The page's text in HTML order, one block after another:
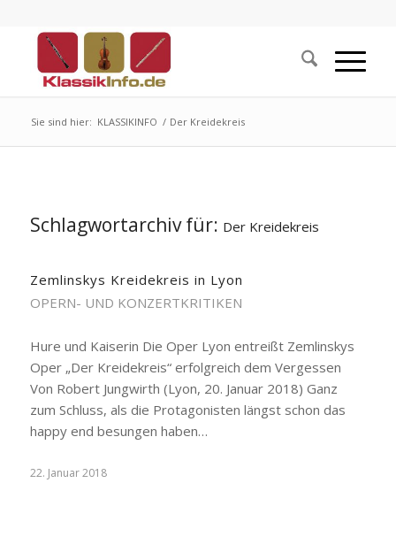
Sie sind hier: KLASSIKINFO / Der Kreidekreis
Schlagwortarchiv für: Der Kreidekreis
Zemlinskys Kreidekreis in Lyon
OPERN- UND KONZERTKRITIKEN
Hure und Kaiserin Die Oper Lyon entreißt Zemlinskys
Oper „Der Kreidekreis“ erfolgreich dem Vergessen
Von Robert Jungwirth (Lyon, 20. Januar 2018) Ganz
zum Schluss, als die Protagonisten längst schon das
happy end besungen haben…
22. Januar 2018